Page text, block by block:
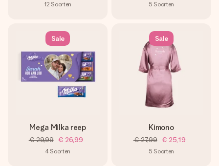
12 Soorten 5 Soorten
Sale
Mega Milka reep
€ 29,99 € 26,99
4 Soorten
Sale
Kimono
€ 27,99 € 25,19
5 Soorten